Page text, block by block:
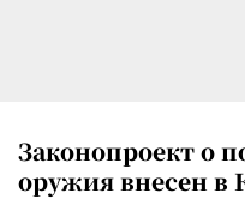
Законопроект о
оружия внесен в